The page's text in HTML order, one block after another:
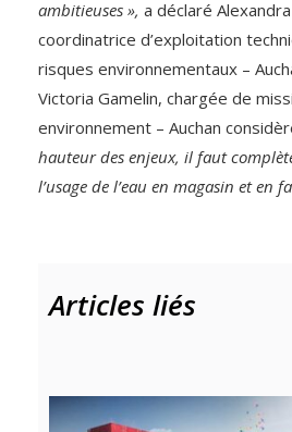
ambitieuses », a déclaré
coordinatrice d’exploitation
risques environnementaux –
Victoria Gamelin, chargée de
environnement – Auchan
hauteur des enjeux, il faut
l’usage de l’eau en magasin et en
Articles liés